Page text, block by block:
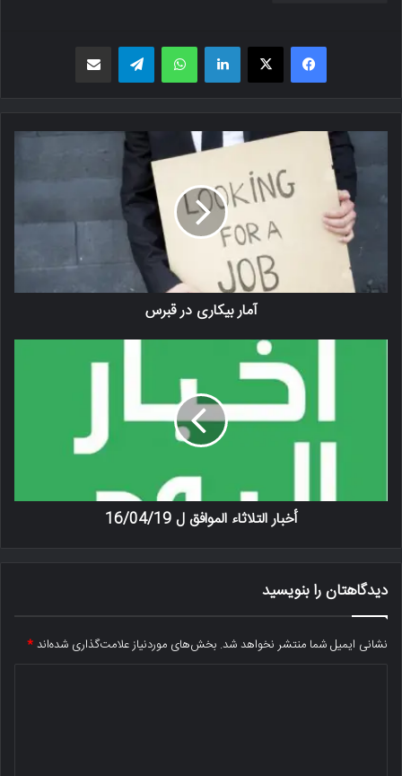
فیسبوک X لینکدین واتس اپ
آمار بیکاری در قبرس
أخبار التلاثاء الموافق ل 16/04/19
دیدگاهتان را بنویسید
نشانی ایمیل شما منتشر نخواهد شد. بخش‌های موردنیاز علامت‌گذاری شده‌اند*